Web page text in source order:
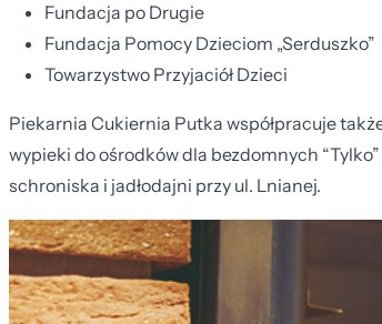
Fundacja po Drugie
Fundacja Pomocy Dzieciom „Serduszko”
Towarzystwo Przyjaciół Dzieci
Piekarnia Cukiernia Putka współpracuje
wypieki do ośrodków dla bezdomnych
schroniska i jadłodajni przy ul. Lnianej.